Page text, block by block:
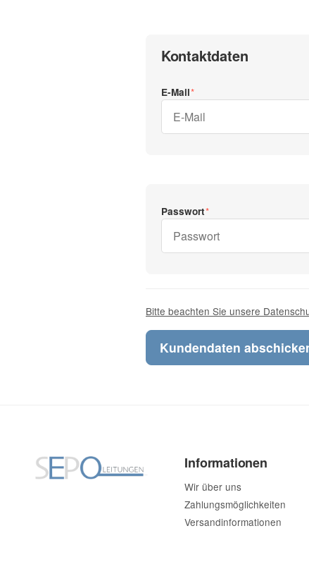
Kontaktdaten
E-Mail
Passwort
Bitte beachten Sie unsere
Informationen
Wir über uns
Zahlungsmöglichkeiten
Versandinformationen